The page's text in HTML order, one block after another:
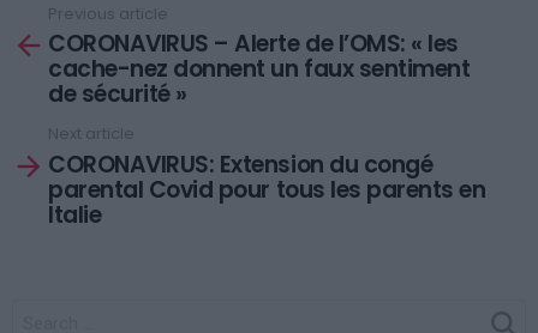
more
Previous article
CORONAVIRUS – Alerte de l’OMS: « les
cache-nez donnent un faux sentiment
de sécurité »
Next article
CORONAVIRUS: Extension du congé
parental Covid pour tous les parents en
Italie